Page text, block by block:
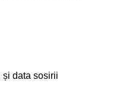
și data sosirii